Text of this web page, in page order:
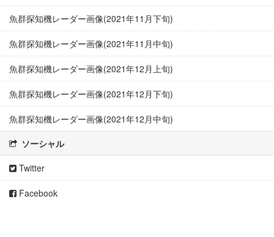
魚群探知機レーダー画像(2021年11月下旬)
魚群探知機レーダー画像(2021年11月中旬)
魚群探知機レーダー画像(2021年12月上旬)
魚群探知機レーダー画像(2021年12月下旬)
魚群探知機レーダー画像(2021年12月中旬)
ソーシャル
Twitter
Facebook